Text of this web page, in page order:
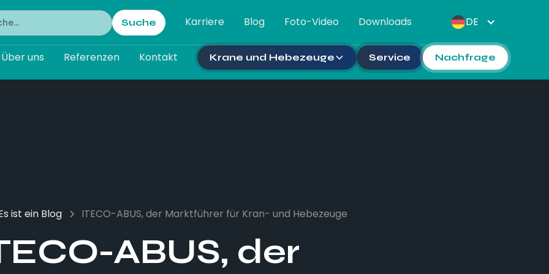
Karriere Blog Foto-Video Downloads DE
Über uns Referenzen Kontakt Krane und Hebezeuge Service Nachfrage
ist ein Blog ITECO-ABUS, der Marktführer für Kran- und Hebezeuge
ABUS, der